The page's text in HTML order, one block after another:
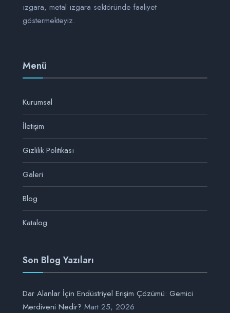
ızgara, metal ızgara sektöründe faaliyet
göstermekteyiz.
Menü
Kurumsal
İletişim
Gizlilik Politikası
Galeri
Blog
Katalog
Son Blog Yazıları
Dar Alanlar İçin Endüstriyel Erişim Çözümü: Gemici
Merdiveni Nedir? Mart 25, 2026